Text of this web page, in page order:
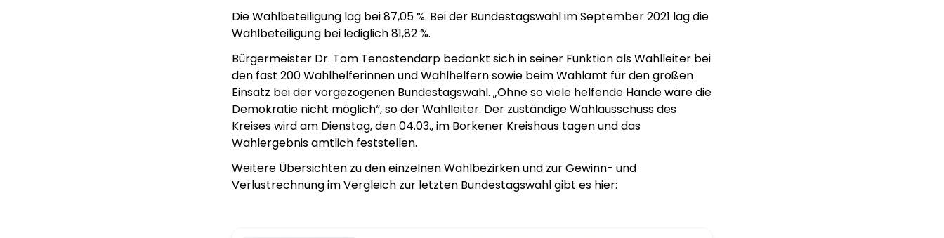
Die Wahlbeteiligung lag bei 87,05 %. Bei der Bundestagswahl im September 2021 lag die
Wahlbeteiligung bei lediglich 81,82 %.
Bürgermeister Dr. Tom Tenostendarp bedankt sich in seiner Funktion als Wahlleiter bei
den fast 200 Wahlhelferinnen und Wahlhelfern sowie beim Wahlamt für den großen
Einsatz bei der vorgezogenen Bundestagswahl. „Ohne so viele helfende Hände wäre die
Demokratie nicht möglich“, so der Wahlleiter. Der zuständige Wahlausschuss des
Kreises wird am Dienstag, den 04.03., im Borkener Kreishaus tagen und das
Wahlergebnis amtlich feststellen.
Weitere Übersichten zu den einzelnen Wahlbezirken und zur Gewinn- und
Verlustrechnung im Vergleich zur letzten Bundestagswahl gibt es hier: